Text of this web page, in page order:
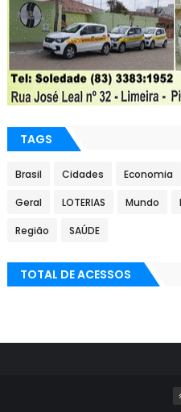
TAGS
Brasil Cidades Economia
Geral LOTERIAS Mundo
Região SAÚDE
TOTAL DE ACESSOS